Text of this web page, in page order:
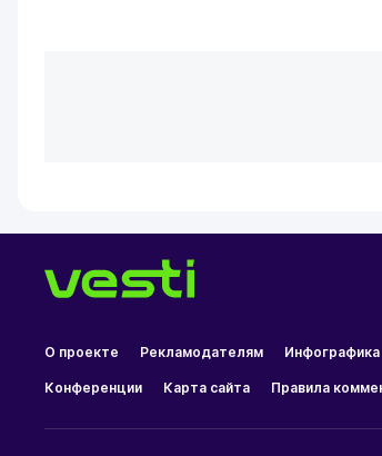
О проекте Рекламодателям Инфографика
Конференции Карта сайта Правила